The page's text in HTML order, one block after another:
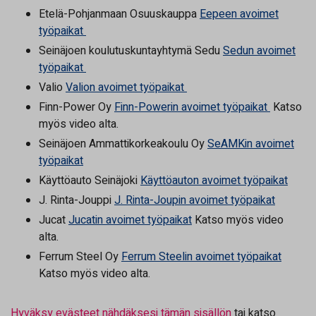
Etelä-Pohjanmaan OsuuskauppaEepeen avoimet
työpaikat
Seinäjoen koulutuskuntayhtymä SeduSedun avoimet
työpaikat
Valio Valion avoimet työpaikat
Finn-Power OyFinn-Powerin avoimet työpaikat Katso
myös video alta.
Seinäjoen Ammattikorkeakoulu OySeAMKin avoimet
työpaikat
Käyttöauto SeinäjokiKäyttöauton avoimet työpaikat
J. Rinta-JouppiJ. Rinta-Joupin avoimet työpaikat
JucatJucatin avoimet työpaikat Katso myös video
alta.
Ferrum Steel OyFerrum Steelin avoimet työpaikat
Katso myös video alta.